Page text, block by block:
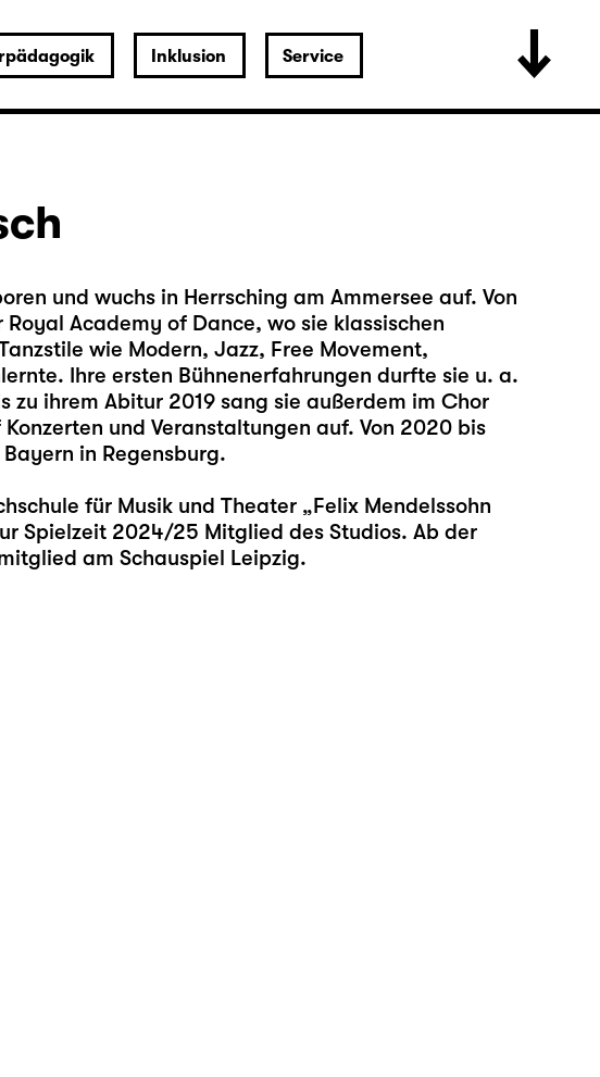
Inklusion Service
und wuchs in Herrsching am Ammersee auf. Von
Academy of Dance, wo sie klassischen
wie Modern, Jazz, Free Movement,
Ihre ersten Bühnenerfahrungen durfte sie u. a.
zu ihrem Abitur 2019 sang sie außerdem im Chor
und Veranstaltungen auf. Von 2020 bis
in Regensburg.
für Musik und Theater „Felix Mendelssohn
Spielzeit 2024/25 Mitglied des Studios. Ab der
am Schauspiel Leipzig.